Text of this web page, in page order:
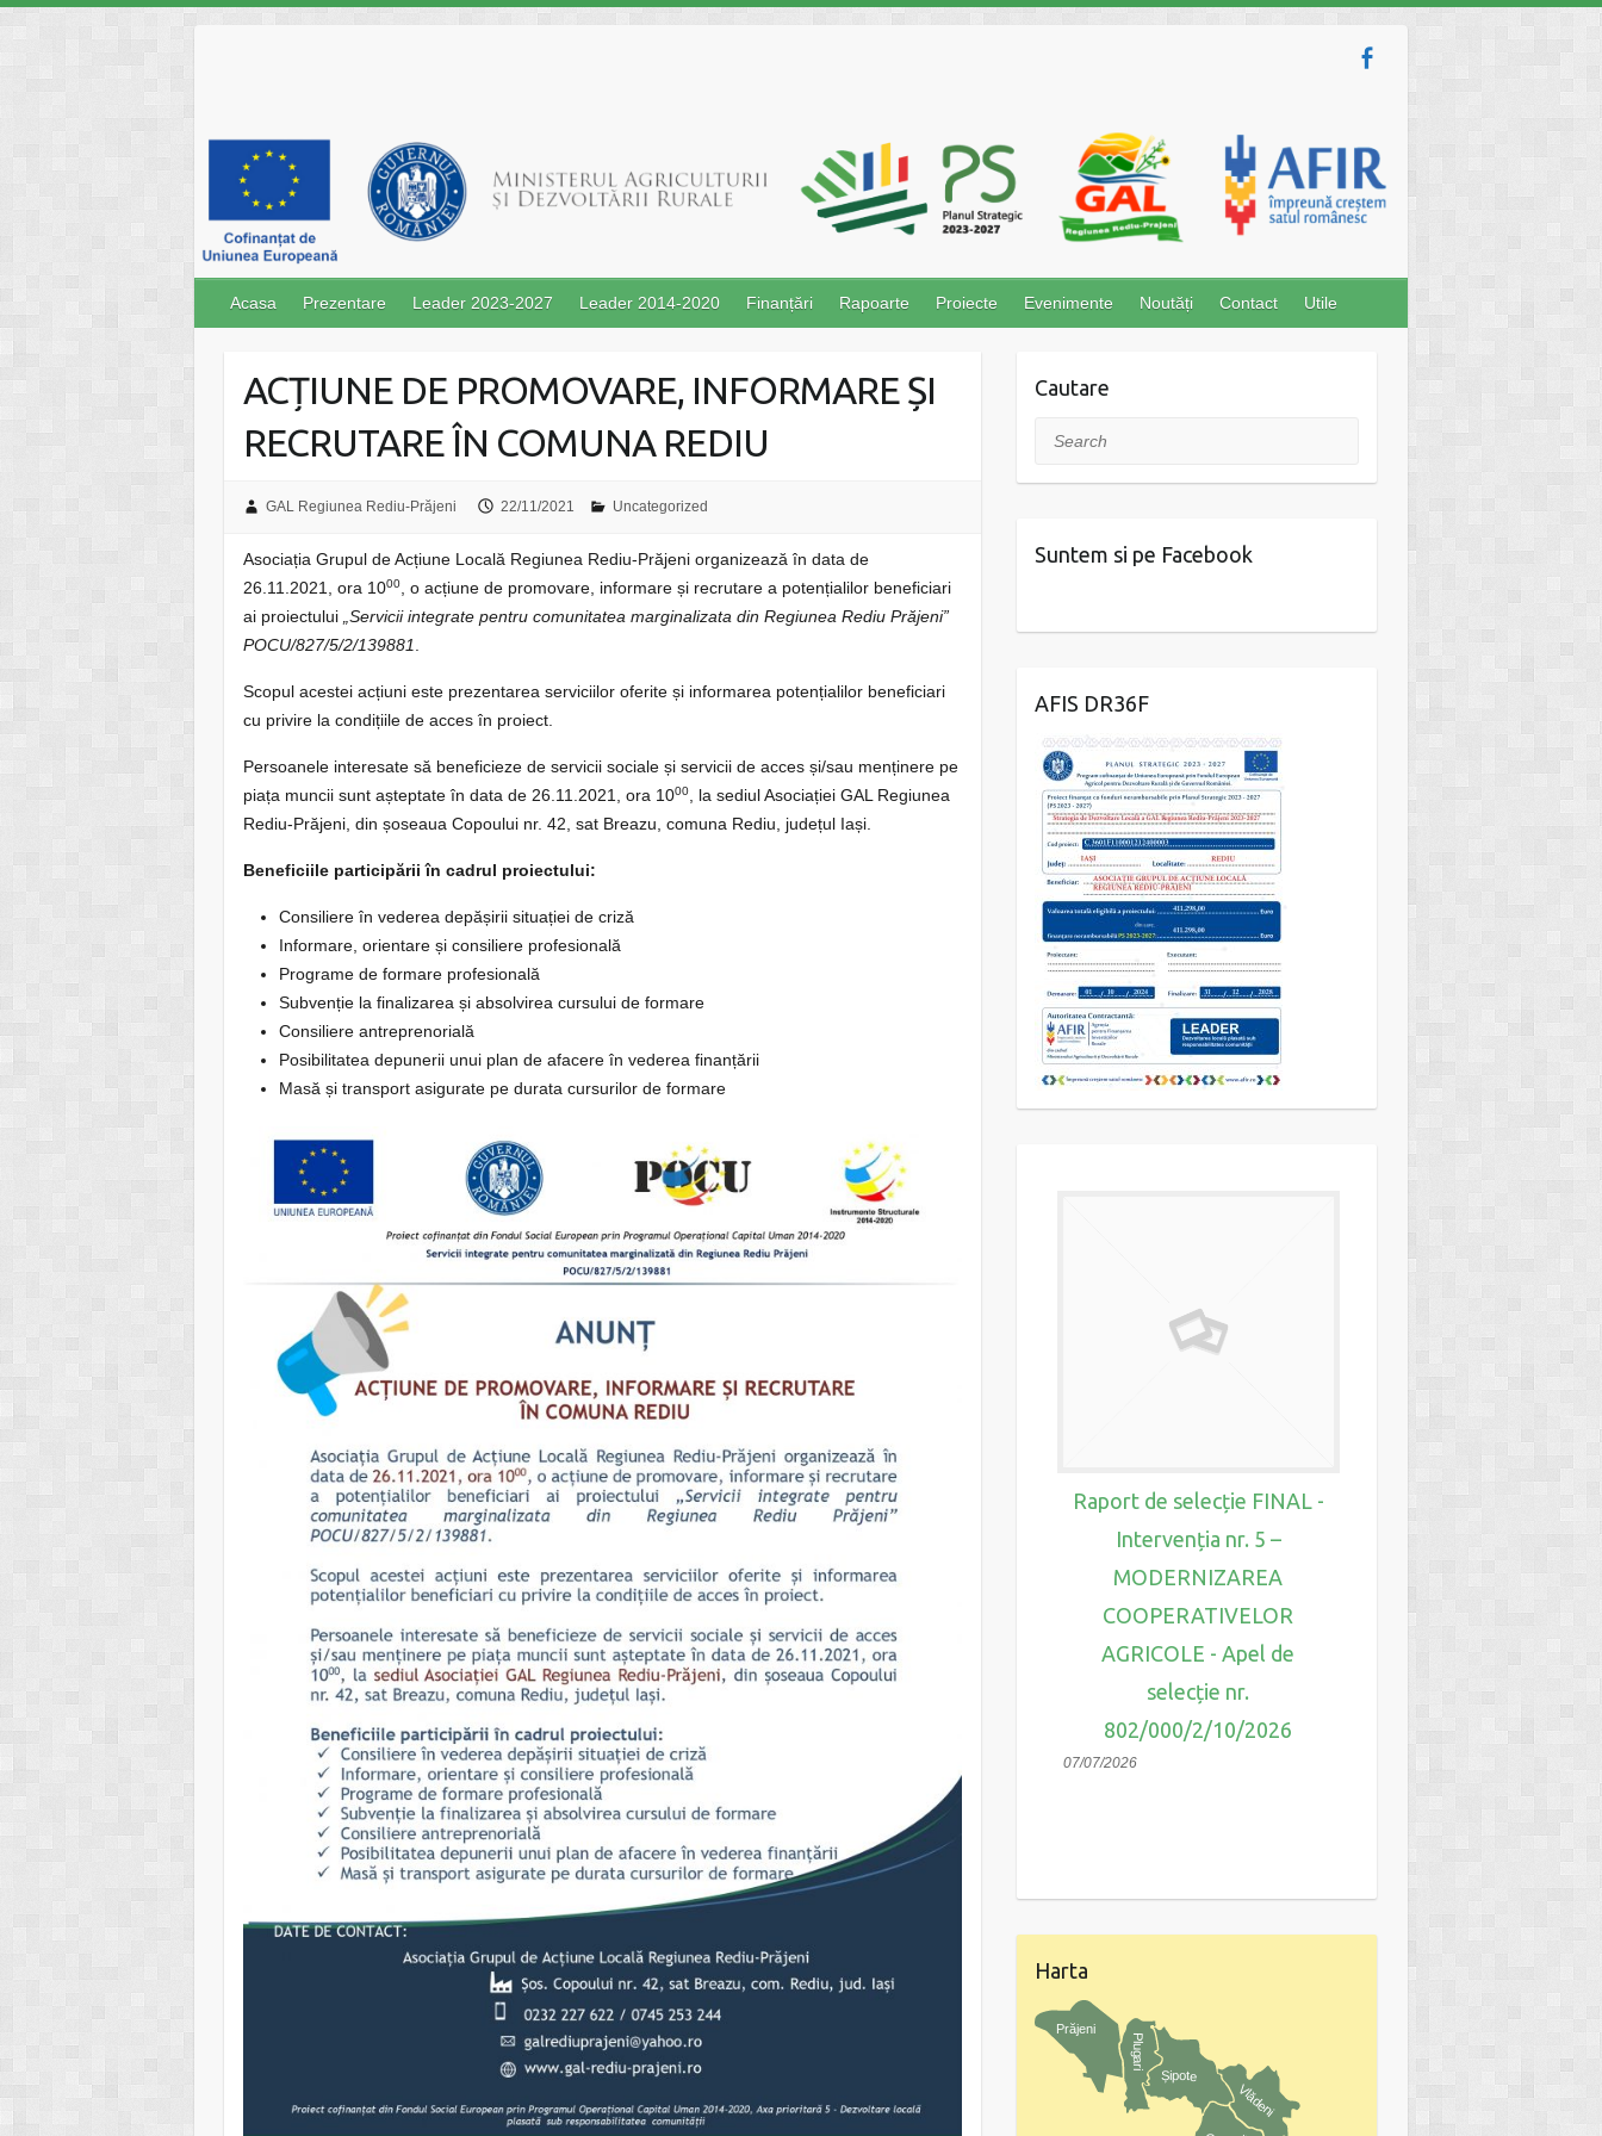
content
Acasa Prezentare Leader 2023-2027 Leader 2014-2020 Finanțări Rapoarte Proiecte Evenimente Noutăți Contact Utile
ACȚIUNE DE PROMOVARE, INFORMARE ȘI
RECRUTARE ÎN COMUNA REDIU
GAL Regiunea Rediu-Prăjeni 22/11/2021 Uncategorized
Asociația Grupul de Acțiune Locală Regiunea Rediu-Prăjeni organizează în data de
26.11.2021, ora 1000, o acțiune de promovare, informare și recrutare a potențialilor beneficiari
ai proiectului„Servicii integrate pentru comunitatea marginalizata din Regiunea Rediu Prăjeni”
POCU/827/5/2/139881.
Scopul acestei acțiuni este prezentarea serviciilor oferite și informarea potențialilor beneficiari
cu privire la condițiile de acces în proiect.
Persoanele interesate să beneficieze de servicii sociale și servicii de acces și/sau menținere pe
piața muncii sunt așteptate în data de 26.11.2021, ora 1000, la sediul Asociației GAL Regiunea
Rediu-Prăjeni, din șoseaua Copoului nr. 42, sat Breazu, comuna Rediu, județul Iași.
Beneficiile participării în cadrul proiectului:
Consiliere în vederea depășirii situației de criză
Informare, orientare și consiliere profesională
Programe de formare profesională
Subvenție la finalizarea și absolvirea cursului de formare
Consiliere antreprenorială
Posibilitatea depunerii unui plan de afacere în vederea finanțării
Masă și transport asigurate pe durata cursurilor de formare
Cautare
Search
Suntem si pe Facebook
AFIS DR36F
Lansare apel de selecție nr.
808/000/3/12/2026 -
Intervenția nr. 2 -
REGIUNEA REDIU-
PRAJENI
22/07/2026
Raport de selecție FINAL –
CONSERVAREA SI
PATRIMONIULUI LOCAL
CULTURAL MATERIAL SI
810/818/2/11/2026
Raport de selecție FINAL -
Intervenția nr. 5 –
MODERNIZAREA
COOPERATIVELOR
AGRICOLE - Apel de
selecție nr.
802/000/2/10/2026
07/07/2026
Raport de
PROMOVAREA
CULTURAL
810/818/2/11/
Harta